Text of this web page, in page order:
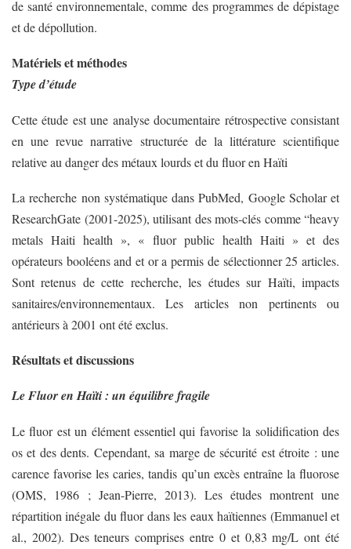
de santé environnementale, comme des programmes de dépistage
et de dépollution.
Matériels et méthodes
Type d’étude
Cette étude est une analyse documentaire rétrospective consistant
en une revue narrative structurée de la littérature scientifique
relative au danger des métaux lourds et du fluor en Haïti
La recherche non systématique dans PubMed, Google Scholar et
ResearchGate (2001-2025), utilisant des mots-clés comme “heavy
metals Haiti health », « fluor public health Haiti » et des
opérateurs booléens and et or a permis de sélectionner 25 articles.
Sont retenus de cette recherche, les études sur Haïti, impacts
sanitaires/environnementaux. Les articles non pertinents ou
antérieurs à 2001 ont été exclus.
Résultats et discussions
Le Fluor en Haïti : un équilibre fragile
Le fluor est un élément essentiel qui favorise la solidification des
os et des dents. Cependant, sa marge de sécurité est étroite : une
carence favorise les caries, tandis qu’un excès entraîne la fluorose
(OMS, 1986 ; Jean-Pierre, 2013). Les études montrent une
répartition inégale du fluor dans les eaux haïtiennes (Emmanuel et
al., 2002). Des teneurs comprises entre 0 et 0,83 mg/L ont été